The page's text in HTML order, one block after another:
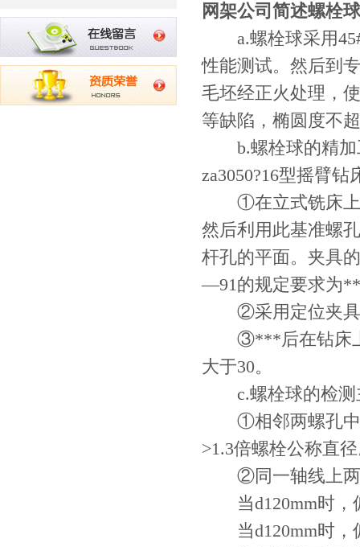
网架公司 简述螺栓
a.螺栓球采用45#
性能测试。然后到
毛坯经正火处理，
等缺陷，椭圆度不
b.螺栓球的精加工
za3050?16型摇臂
①在立式铣床上
然后利用此基准螺
杆孔的平面。夹具
—91的规定要求为
②采用定位夹具
③***后在钻床上
大于30。
c.螺栓球的检测
①相邻两螺孔中心
>1.3倍螺栓公称直
②同一轴线上两
当d120mm时，
当d120mm时，